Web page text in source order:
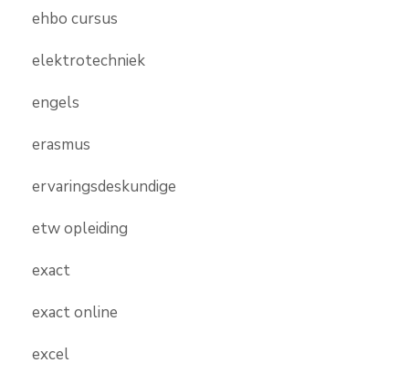
ehbo cursus
elektrotechniek
engels
erasmus
ervaringsdeskundige
etw opleiding
exact
exact online
excel